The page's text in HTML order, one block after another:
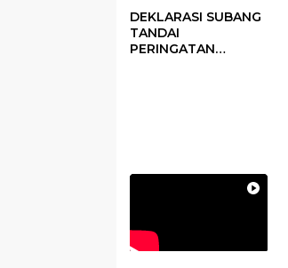
Juta
DEKLARASI SUBANG
TANDAI
PERINGATAN